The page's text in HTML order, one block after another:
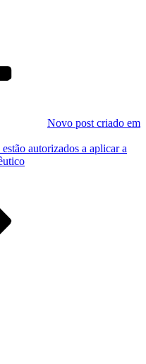
Novo post criado em
autorizados a aplicar a